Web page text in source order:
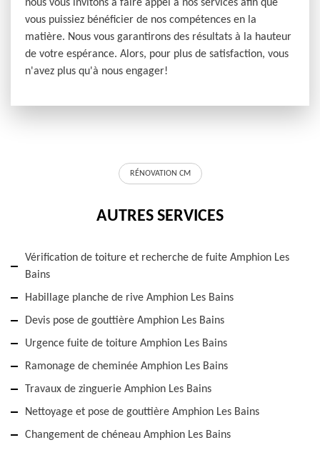
nous vous invitons à faire appel à nos services afin que
vous puissiez bénéficier de nos compétences en la
matière. Nous vous garantirons des résultats à la hauteur
de votre espérance. Alors, pour plus de satisfaction, vous
n'avez plus qu'à nous engager!
RÉNOVATION CM
AUTRES SERVICES
Vérification de toiture et recherche de fuite Amphion Les
Bains
Habillage planche de rive Amphion Les Bains
Devis pose de gouttière Amphion Les Bains
Urgence fuite de toiture Amphion Les Bains
Ramonage de cheminée Amphion Les Bains
Travaux de zinguerie Amphion Les Bains
Nettoyage et pose de gouttière Amphion Les Bains
Changement de chéneau Amphion Les Bains